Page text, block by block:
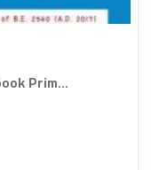
Prim...